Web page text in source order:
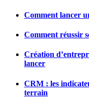
Comment lancer
Comment réussir
Création
lancer
CRM : les
terrain